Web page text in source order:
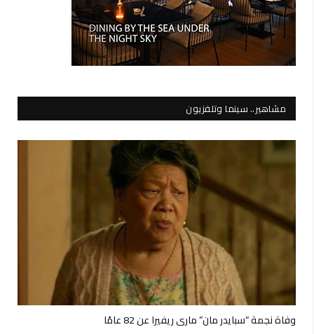
مشاهير.. سينما وتلفزيون
وفاة نجمة “سبايدر مان” ماري ريفيرا عن 82 عامًا